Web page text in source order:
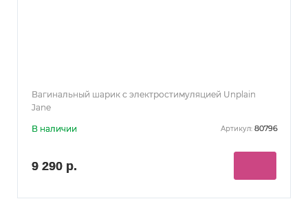
Вагинальный шарик с электростимуляцией Unplain
Jane
В наличии Артикул: 80796
9 290 р.